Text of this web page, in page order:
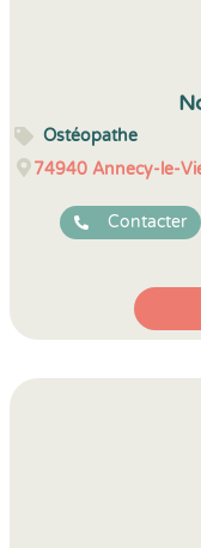
Ostéopathe
74940 Annecy-le-
Contacter